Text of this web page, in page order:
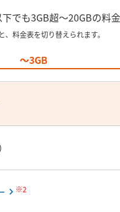
でも3GB超～20GBの料金
料金表を切り替えられます。
～3GB
※2